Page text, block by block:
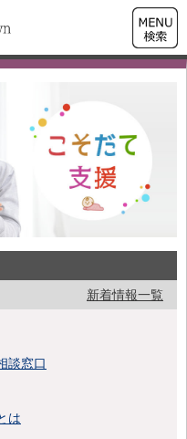
検索・
共通メ
ニュー
新着情報一覧
談窓口
は